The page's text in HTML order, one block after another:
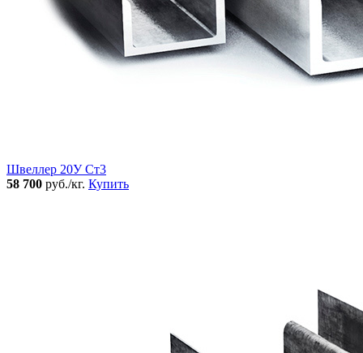
Швеллер 20У Ст3
58 700 руб./кг. Купить